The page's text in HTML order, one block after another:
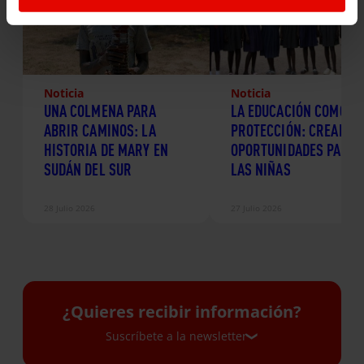
Noticia
UNA COLMENA PARA
ABRIR CAMINOS: LA
HISTORIA DE MARY EN
SUDÁN DEL SUR
Noticia
LA EDUCACIÓN COMO
PROTECCIÓN: CREANDO
OPORTUNIDADES PARA
LAS NIÑAS
¿Quieres recibir información?
Suscríbete a la newsletter